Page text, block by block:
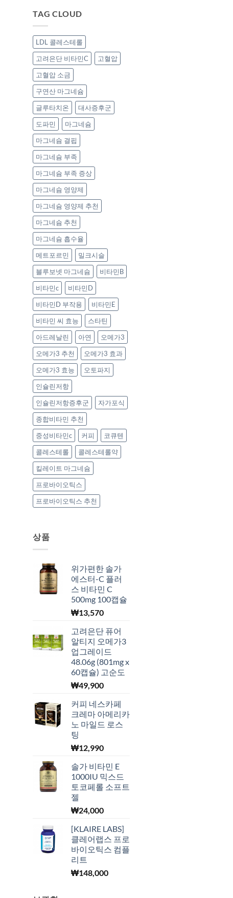
TAG CLOUD
LDL 콜레스테롤
고려은단 비타민C
고혈압
고혈압 소금
구연산 마그네슘
글루타치온
대사증후군
도파민
마그네슘
마그네슘 결핍
마그네슘 부족
마그네슘 부족 증상
마그네슘 영양제
마그네슘 영양제 추천
마그네슘 추천
마그네슘 흡수율
메트포르민
밀크시슬
블루보넷 마그네슘
비타민B
비타민c
비타민D
비타민D 부작용
비타민E
비타민 씨 효능
스타틴
아드레날린
아연
오메가3
오메가3 추천
오메가3 효과
오메가3 효능
오토파지
인슐린저항
인슐린저항증후군
자가포식
종합비타민 추천
중성비타민c
커피
코큐텐
콜레스테롤
콜레스테롤약
킬레이트 마그네슘
프로바이오틱스
프로바이오틱스 추천
상품
위가편한 솔가
에스터-C 플러
스 비타민 C
500mg 100캡슐
₩13,570
고려은단 퓨어
알티지 오메가3
업그레이드
48.06g (801mg x
60캡슐) 고순도
₩49,900
커피 네스카페
크레마 아메리카
노 마일드 로스
팅
₩12,990
솔가 비타민 E
1000IU 믹스드
토코페롤 소프트
젤
₩24,000
[KLAIRE LABS]
클레어랩스 프로
바이오틱스 컴플
리트
₩148,000